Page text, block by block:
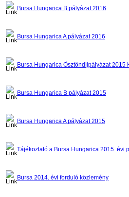
Bursa Hungarica B pályázat 2016
Bursa Hungarica A pályázat 2016
Bursa Hungarica Ösztöndíjpályázat 2015
Bursa Hungarica B pályázat 2015
Bursa Hungarica A pályázat 2015
Tájékoztató a Bursa Hungarica 2015. évi
Bursa 2014. évi forduló közlemény